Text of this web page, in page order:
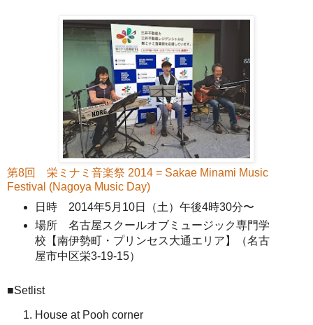
第8回 栄ミナミ音楽祭 2014 = Sakae Minami Music
Festival (Nagoya Music Day)
日時 2014年5月10日（土）午後4時30分〜
場所 名古屋スクールオブミュージック専門学
校【南伊勢町・プリンセス大通エリア】（名古
屋市中区栄3-19-15）
■Setlist
House at Pooh corner